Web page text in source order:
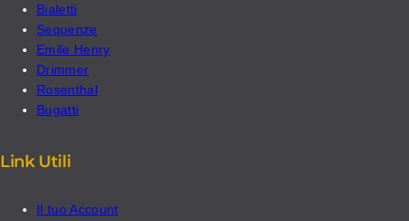
Bialetti
Sequenze
Emile Henry
Drimmer
Rosenthal
Bugatti
Link Utili
Il tuo Account